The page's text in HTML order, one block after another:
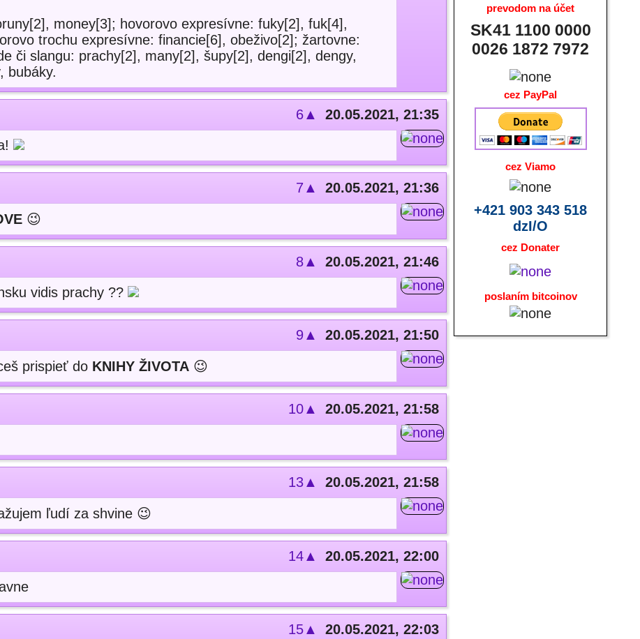
money[3]; hovorovo expresívne: fuky[2], fuk[4],
trochu expresívne: financie[6], obeživo[2]; žartovne:
či slangu: prachy[2], many[2], šupy[2], dengi[2], dengy,
bubáky.
6▲
20.05.2021, 21:35
7▲ 20.05.2021, 21:36
😉
8▲
20.05.2021, 21:46
vidis prachy ??
9▲ 20.05.2021, 21:50
prispieť do KNIHY ŽIVOTA 😉
10▲
20.05.2021, 21:58
13▲ 20.05.2021, 21:58
ľudí za shvine 😉
14▲
20.05.2021, 22:00
15▲ 20.05.2021, 22:03
prevodom na účet
SK41 1100 0000
0026 1872 7972
cez PayPal
cez Viamo
+421 903 343 518
dzI/O
cez Donater
poslaním bitcoinov